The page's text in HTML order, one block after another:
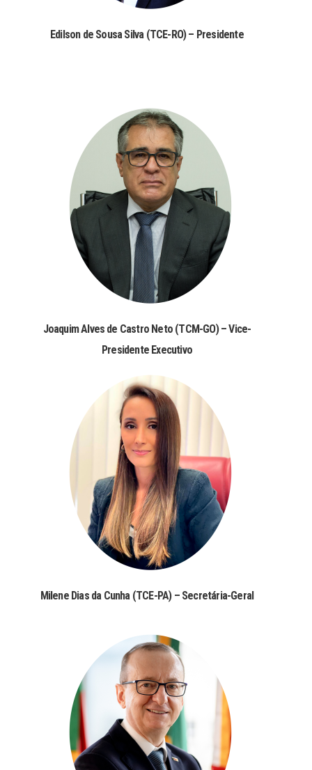
Edilson de Sousa Silva (TCE-RO) – Presidente
Joaquim Alves de Castro Neto (TCM-GO) – Vice-
Presidente Executivo
Milene Dias da Cunha (TCE-PA) – Secretária-Geral